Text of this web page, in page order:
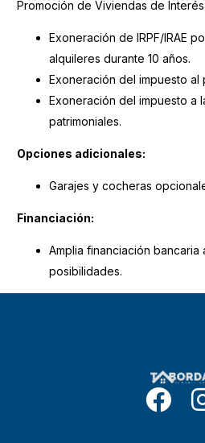
Promoción de Viviendas de
Exoneración de IRPF/IRAE
alquileres durante 10 años.
Exoneración del impuesto al
Exoneración del impuesto a
patrimoniales.
Opciones adicionales:
Garajes y cocheras
Financiación:
Amplia financiación bancaria
posibilidades.